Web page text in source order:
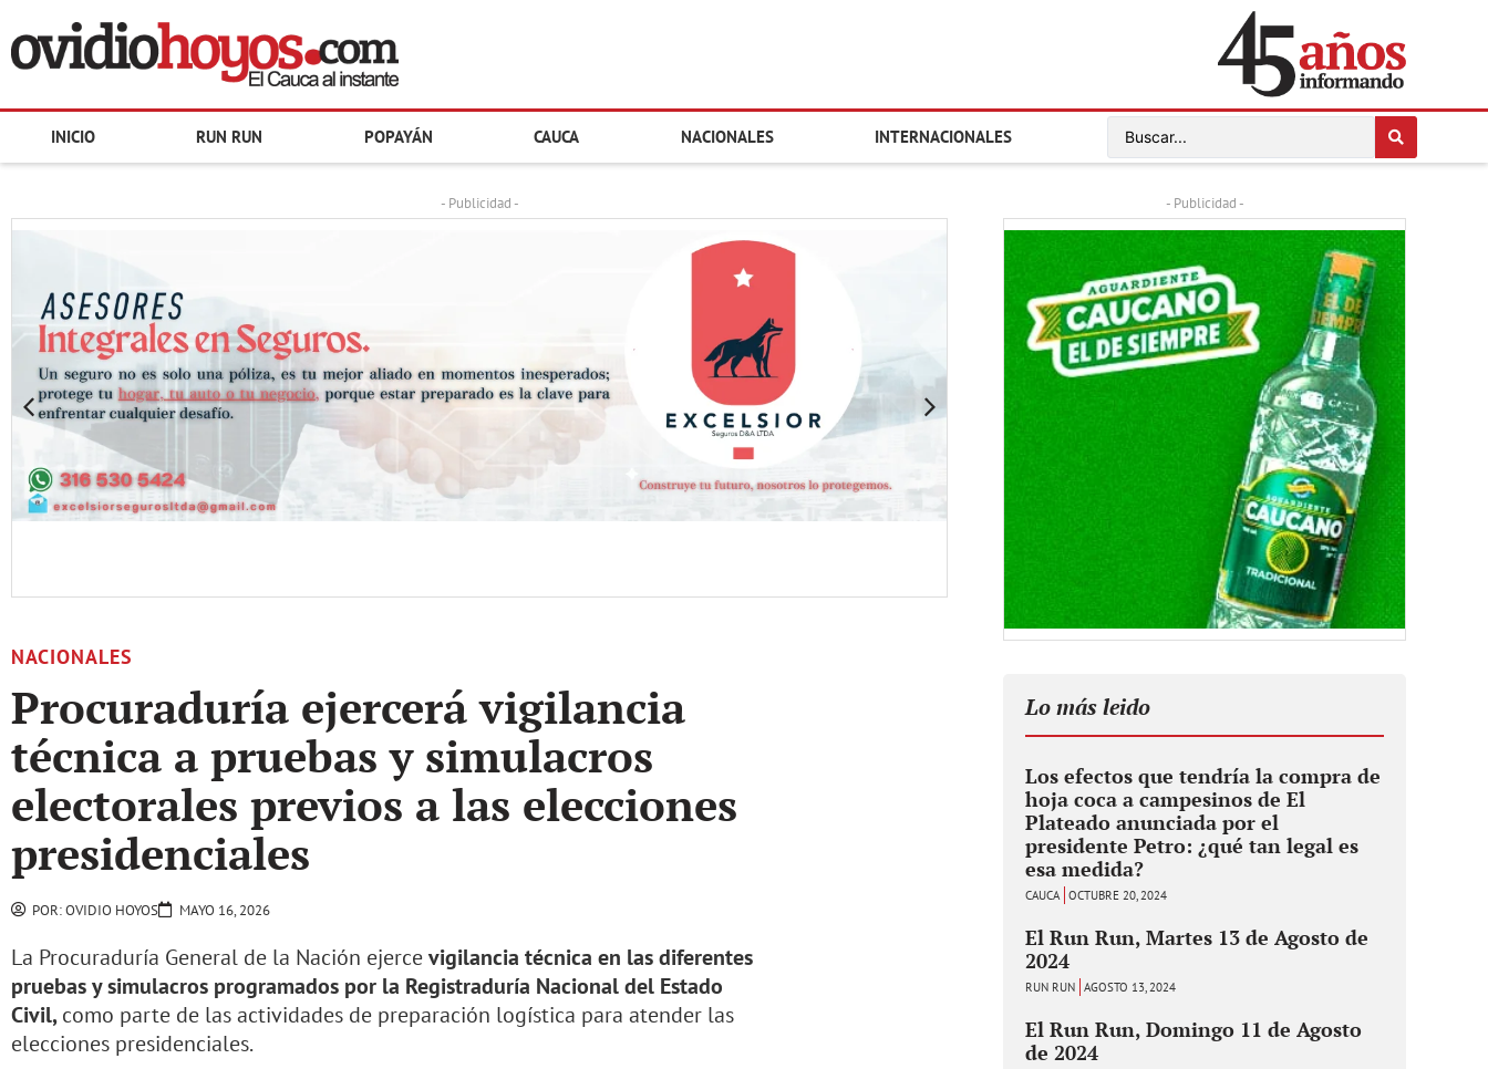
INICIO RUN RUN POPAYÁN CAUCA NACIONALES INTERNACIONALES
- Publicidad -
NACIONALES
Procuraduría ejercerá vigilancia
técnica a pruebas y simulacros
electorales previos a las elecciones
presidenciales
POR:OVIDIO HOYOS MAYO 16, 2026
La Procuraduría General de la Nación ejercevigilancia técnica en las diferentes
pruebas y simulacros programados por la Registraduría Nacional del Estado
Civil,como parte de las actividades de preparación logística para atender las
elecciones presidenciales.
- Publicidad -
Lo más leido
Los efectos que tendría la compra de
hoja coca a campesinos de El
Plateado anunciada por el
presidente Petro: ¿qué tan legal es
esa medida?
CAUCA OCTUBRE 20, 2024
El Run Run, Martes 13 de Agosto de
2024
RUN RUN AGOSTO 13, 2024
El Run Run, Domingo 11 de Agosto
de 2024